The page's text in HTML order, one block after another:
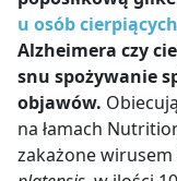
u osób
Alzheimera czy
snu spożywanie
objawów.
na łamach
zakażone